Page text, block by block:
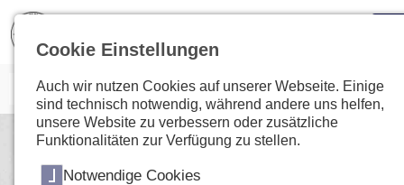
Cookie Einstellungen
Auch wir nutzen Cookies auf unserer Webseite. Einige
sind technisch notwendig, während andere uns helfen,
unsere Website zu verbessern oder zusätzliche
Funktionalitäten zur Verfügung zu stellen.
Notwendige Cookies